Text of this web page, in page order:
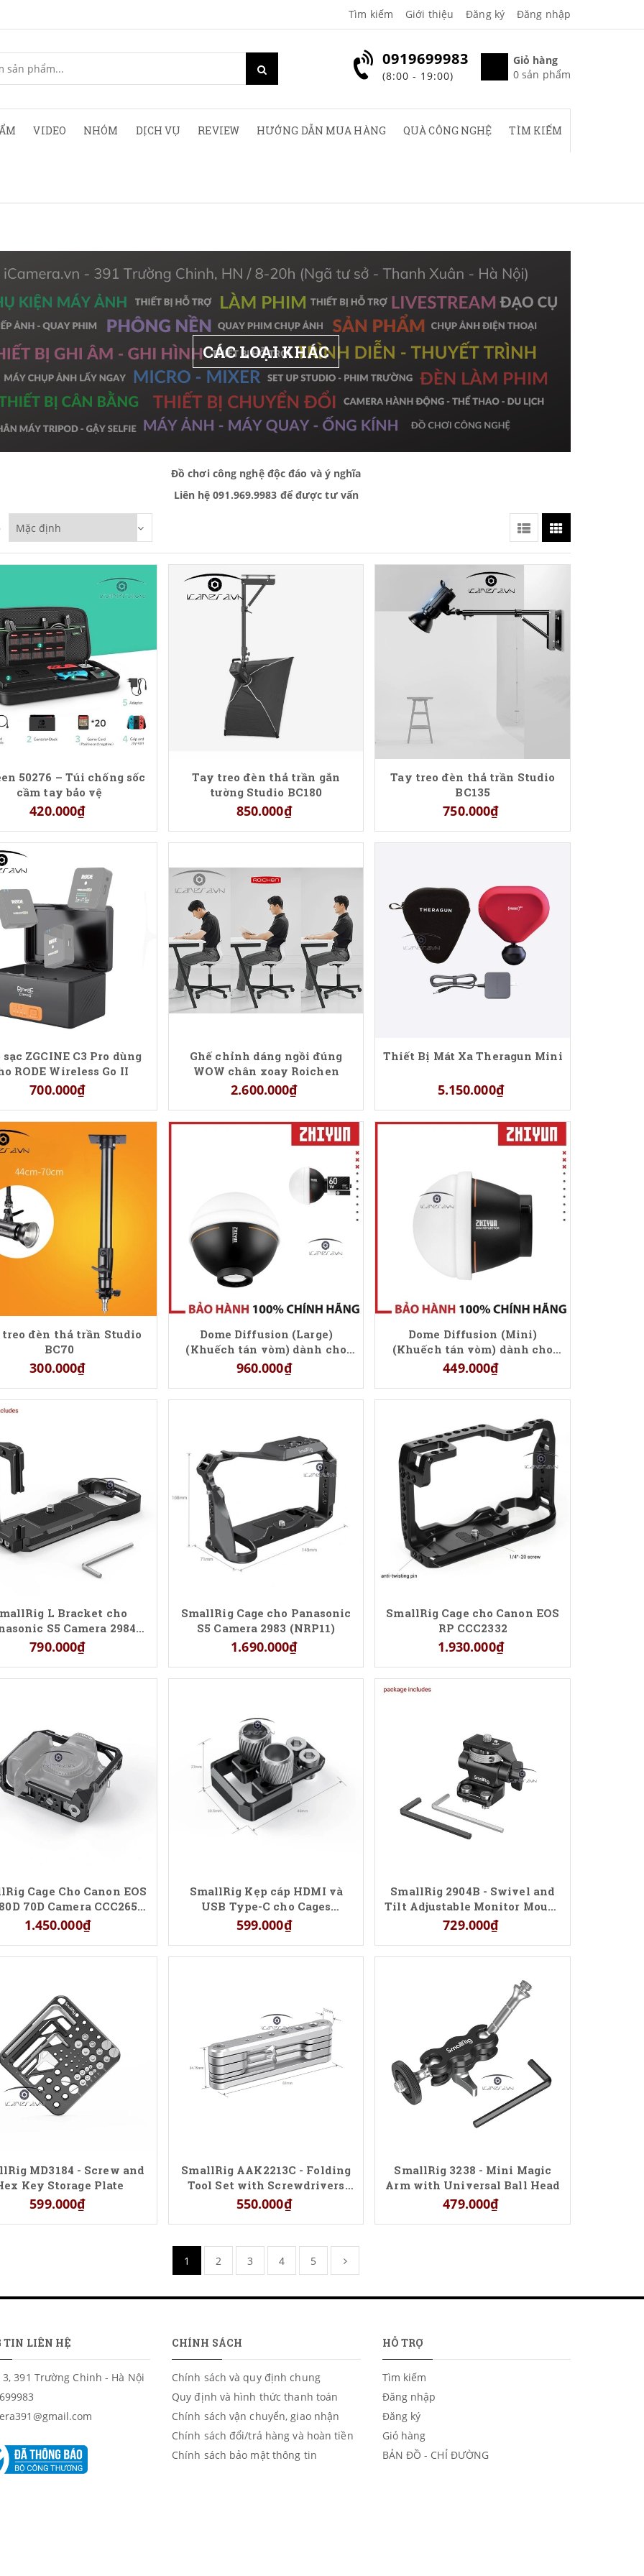
Tìm kiếm Giới thiệu Đăng ký Đăng nhập
Giỏ hàng
0 sản phẩm
0919699983
(8:00 - 19:00)
VIDEO NHÓM DỊCH VỤ REVIEW HƯỚNG DẪN MUA HÀNG QUÀ CÔNG NGHỆ TÌM KIẾM
CÁC LOẠI KHÁC
Đồ chơi công nghệ độc đáo và ý nghĩa
Liên hệ 091.969.9983 để được tư vấn
50276 – Túi chống sốc
cầm tay bảo vệ
420.000₫
Tay treo đèn thả trần gắn
tường Studio BC180
850.000₫
Tay treo đèn thả trần Studio
BC135
750.000₫
ZGCINE C3 Pro dùng
RODE Wireless Go II
700.000₫
Ghế chỉnh dáng ngồi đúng
WOW chân xoay Roichen
2.600.000₫
Thiết Bị Mát Xa Theragun Mini
5.150.000₫
đèn thả trần Studio
BC70
300.000₫
Dome Diffusion (Large)
(Khuếch tán vòm) dành cho
Molus G60
960.000₫
Dome Diffusion (Mini)
(Khuếch tán vòm) dành cho
Molus G60
449.000₫
L Bracket cho
S5 Camera 2984
(NRP16)
790.000₫
SmallRig Cage cho Panasonic
S5 Camera 2983 (NRP11)
1.690.000₫
SmallRig Cage cho Canon EOS
RP CCC2332
1.930.000₫
Cage Cho Canon EOS
70D Camera CCC2658
(NRC21)
1.450.000₫
SmallRig Kẹp cáp HDMI và
USB Type-C cho Cages
FUJIFILM X-T4 – BSC2809
(NRF29)
599.000₫
SmallRig 2904B - Swivel and
Tilt Adjustable Monitor Mount
with 1/4"-20 Screws Mount
729.000₫
MD3184 - Screw and
Key Storage Plate
599.000₫
SmallRig AAK2213C - Folding
Tool Set with Screwdrivers
and Wrenches
550.000₫
SmallRig 3238 - Mini Magic
Arm with Universal Ball Head
479.000₫
1 2 3 4 5
TIN LIÊN HỆ
3, 391 Trường Chinh - Hà Nội
CHÍNH SÁCH
Chính sách và quy định chung
Quy định và hình thức thanh toán
Chính sách vận chuyển, giao nhận
Chính sách đổi/trả hàng và hoàn tiền
Chính sách bảo mật thông tin
HỖ TRỢ
Tìm kiếm
Đăng nhập
Đăng ký
Giỏ hàng
BẢN ĐỒ - CHỈ ĐƯỜNG